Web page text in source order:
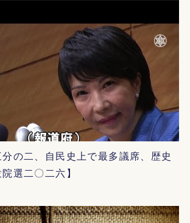
の二、自民史上で最多議席、歴史
選二〇二六】